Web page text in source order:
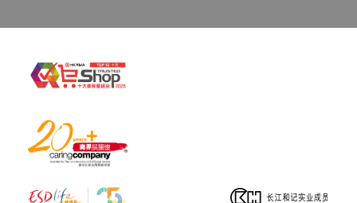
臣氏集团（香港）有限公司客户服务部跟进。
查询热线：2660 6633